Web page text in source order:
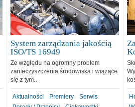
System zarządzania jakością
ISO/TS 16949
Ze względu na ogromny problem
zanieczyszczenia środowiska i wiążące
się z tym..
Aktualności Premiery
Serwis